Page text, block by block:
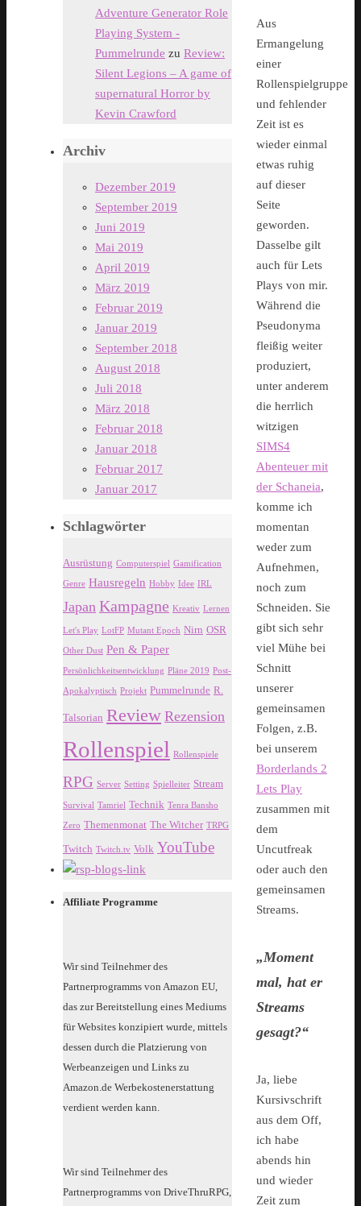
Aus
Ermangelung
einer
Rollenspielgruppe
und fehlender
Zeit ist es
wieder einmal
etwas ruhig
auf dieser
Seite
geworden.
Dasselbe gilt
auch für Lets
Plays von mir.
Während die
Pseudonyma
fleißig weiter
produziert,
unter anderem
die herrlich
witzigen
SIMS4
Abenteuer mit
der Schaneia,
komme ich
momentan
weder zum
Aufnehmen,
noch zum
Schneiden. Sie
gibt sich sehr
viel Mühe bei
Schnitt
unserer
gemeinsamen
Folgen, z.B.
bei unserem
Borderlands 2
Lets Play
zusammen mit
dem
Uncutfreak
oder auch den
gemeinsamen
Streams.
„Moment
mal, hat er
Streams
gesagt?“
Ja, liebe
Kursivschrift
aus dem Off,
ich habe
abends hin
und wieder
Zeit zum
Adventure Generator Role
Playing System -
Pummelrunde zu Review:
Silent Legions – A game of
supernatural Horror by
Kevin Crawford
Archiv
Dezember 2019
September 2019
Juni 2019
Mai 2019
April 2019
März 2019
Februar 2019
Januar 2019
September 2018
August 2018
Juli 2018
März 2018
Februar 2018
Januar 2018
Februar 2017
Januar 2017
Schlagwörter
Ausrüstung Computerspiel Gamification
Genre Hausregeln Hobby Idee IRL
Japan Kampagne Kreativ Lernen
Let's Play LotFP Mutant Epoch Nirn OSR
Other Dust Pen & Paper
Persönlichkeitsentwicklung Pläne 2019 Post-
Apokalyptisch Projekt Pummelrunde R.
Talsorian Review Rezension
Rollenspiel Rollenspiele
RPG Server Setting Spielleiter Stream
Survival Tamriel Technik Tenra Bansho
Zero Themenmonat The Witcher TRPG
Twitch Twitch.tv Volk YouTube
Affiliate Programme
Wir sind Teilnehmer des
Partnerprogramms von Amazon EU,
das zur Bereitstellung eines Mediums
für Websites konzipiert wurde, mittels
dessen durch die Platzierung von
Werbeanzeigen und Links zu
Amazon.de Werbekostenerstattung
verdient werden kann.
Wir sind Teilnehmer des
Partnerprogramms von DriveThruRPG,